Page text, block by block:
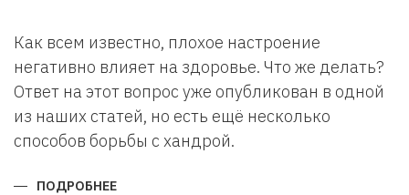
Как всем известно, плохое настроение
негативно влияет на здоровье. Что же делать?
Ответ на этот вопрос уже опубликован в одной
из наших статей, но есть ещё несколько
способов борьбы с хандрой.
ПОДРОБНЕЕ